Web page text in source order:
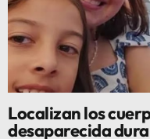
Localizan los
desaparecida